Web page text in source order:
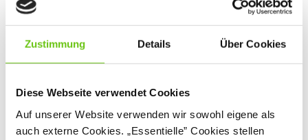
Zustimmung Details Über Cookies
Diese Webseite verwendet Cookies
Auf unserer Website verwenden wir sowohl eigene als
auch externe Cookies. „Essentielle” Cookies stellen
Ball 30 cm, gelb
9,90 €
Volleyball
12,90 €